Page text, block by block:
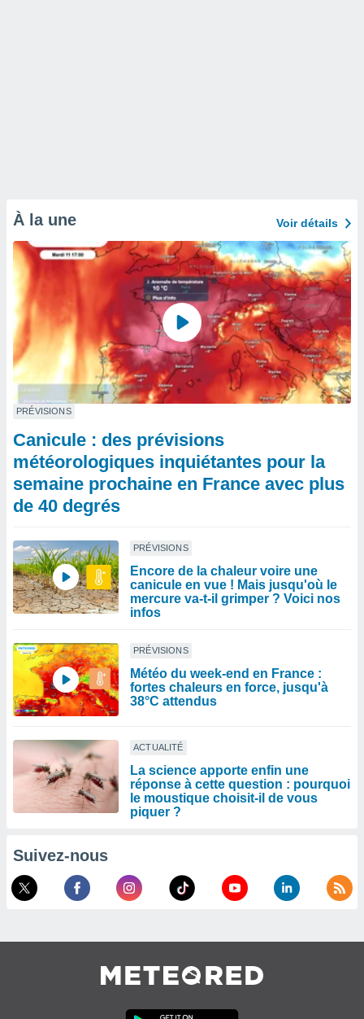
À la une Voir détails
PRÉVISIONS
Canicule : des prévisions
météorologiques inquiétantes pour la
semaine prochaine en France avec plus
de 40 degrés
PRÉVISIONS
Encore de la chaleur voire une
canicule en vue ! Mais jusqu'où le
mercure va-t-il grimper ? Voici nos
infos
PRÉVISIONS
Météo du week-end en France :
fortes chaleurs en force, jusqu'à
38°C attendus
ACTUALITÉ
La science apporte enfin une
réponse à cette question : pourquoi
le moustique choisit-il de vous
piquer ?
Suivez-nous